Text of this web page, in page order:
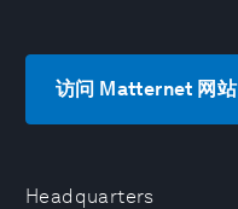
Headquarters
访问 Matternet 网站